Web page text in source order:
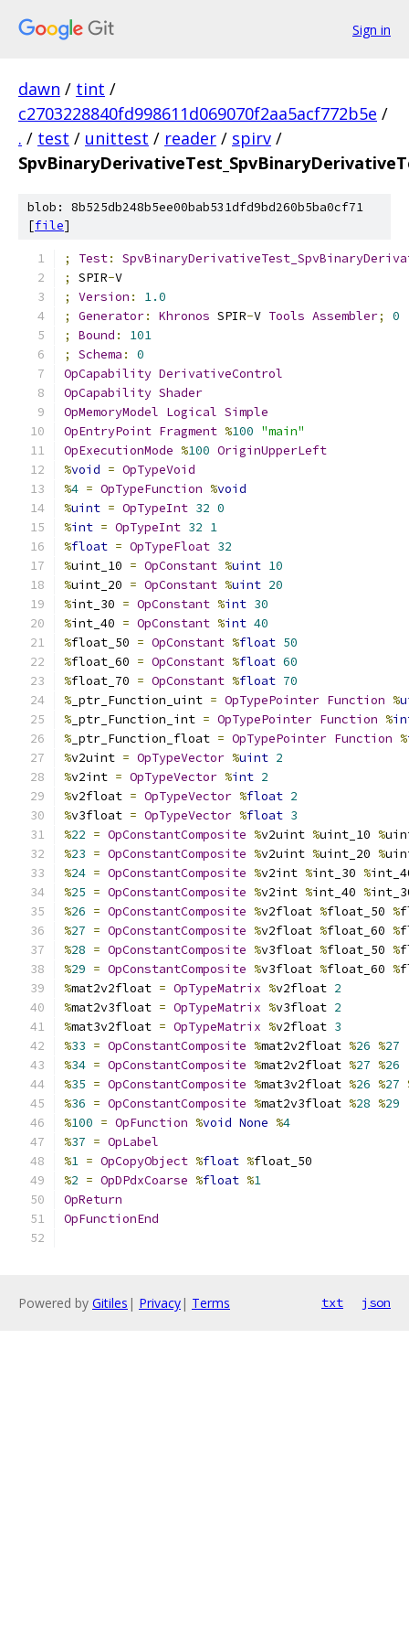
Sign in
dawn / tint /
c2703228840fd998611d069070f2aa5acf772b5e /
. / test / unittest / reader / spirv /
blob: 8b525db248b5ee00bab531dfd9bd260b5ba0cf71
[file]
; Test:
;
SPIR-V
;
Version :
1.0
;
Generator: Khronos SPIR-V Tools Assembler;
0
;
Bound :
101
;
Schema :
0
OpCapability DerivativeControl
OpCapability Shader
OpMemoryModel Logical Simple
OpEntryPoint Fragment %100 "main"
OpExecutionMode %100 OriginUpperLeft
%void = OpTypeVoid
%4 = OpTypeFunction %void
%uint = OpTypeInt 32 0
%int = OpTypeInt 32 1
%float = OpTypeFloat 32
%uint_10 = OpConstant %uint 10
%uint_20 = OpConstant %uint 20
%int_30 = OpConstant %int 30
%int_40 = OpConstant %int 40
%float_50 = OpConstant %float 50
%float_60 = OpConstant %float 60
%float_70 = OpConstant %float 70
% _ptr_Function_uint = OpTypePointer Function %
% _ptr_Function_int = OpTypePointer Function %
% _ptr_Function_float = OpTypePointer Function %
%v2uint = OpTypeVector %uint 2
%v2int = OpTypeVector %int 2
%v2float = OpTypeVector %float 2
%v3float = OpTypeVector %float 3
%22 = OpConstantComposite %v2uint %uint_10 %
%23 = OpConstantComposite %v2uint %uint_20 %
%24 = OpConstantComposite %v2int %int_30 %
%25 = OpConstantComposite %v2int %int_40 %
%26 = OpConstantComposite %v2float %float_50 %
%27 = OpConstantComposite %v2float %float_60 %
%28 = OpConstantComposite %v3float %float_50 %
%29 = OpConstantComposite %v3float %float_60 %
%mat2v2float = OpTypeMatrix %v2float 2
%mat2v3float = OpTypeMatrix %v3float 2
%mat3v2float = OpTypeMatrix %v2float 3
%33 = OpConstantComposite %mat2v2float %26 %27
%34 = OpConstantComposite %mat2v2float %27 %26
%35 = OpConstantComposite %mat3v2float %26 %27
%36 = OpConstantComposite %mat2v3float %28 %29
%100 = OpFunction %void None %4
%37 = OpLabel
%1 = OpCopyObject %float %float_50
%2 = OpDPdxCoarse %float %1
OpReturn
OpFunctionEnd
Powered by Gitiles | Privacy| Terms txt json